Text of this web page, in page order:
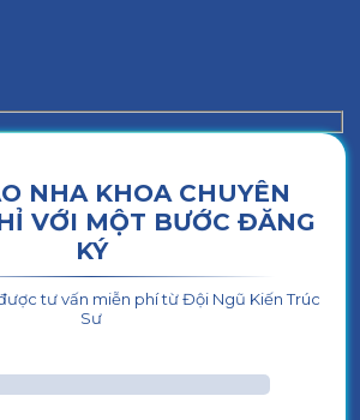
NHA KHOA CHUYÊN
VỚI MỘT BƯỚC ĐĂNG
KÝ
tư vấn miễn phí từ Đội Ngũ Kiến Trúc
Sư